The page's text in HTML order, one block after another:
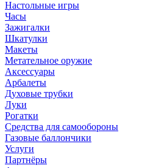
Настольные игры
Часы
Зажигалки
Шкатулки
Макеты
Метательное оружие
Аксессуары
Арбалеты
Духовые трубки
Луки
Рогатки
Средства для самообороны
Газовые баллончики
Услуги
Партнёры